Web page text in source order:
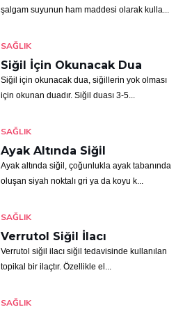
şalgam suyunun ham maddesi olarak kulla...
SAĞLIK
Siğil İçin Okunacak Dua
Siğil için okunacak dua, siğillerin yok olması
için okunan duadır. Siğil duası 3-5...
SAĞLIK
Ayak Altında Siğil
Ayak altında siğil, çoğunlukla ayak tabanında
oluşan siyah noktalı gri ya da koyu k...
SAĞLIK
Verrutol Siğil İlacı
Verrutol siğil ilacı siğil tedavisinde kullanılan
topikal bir ilaçtır. Özellikle el...
SAĞLIK